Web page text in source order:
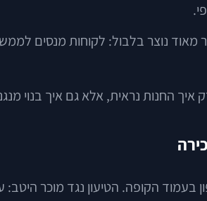
נוצר בלבול: לקוחות מנסים
איך החנות נראית, אלא גם איך בנוי
בעמוד הקופה. הטיעון נגד מוכר